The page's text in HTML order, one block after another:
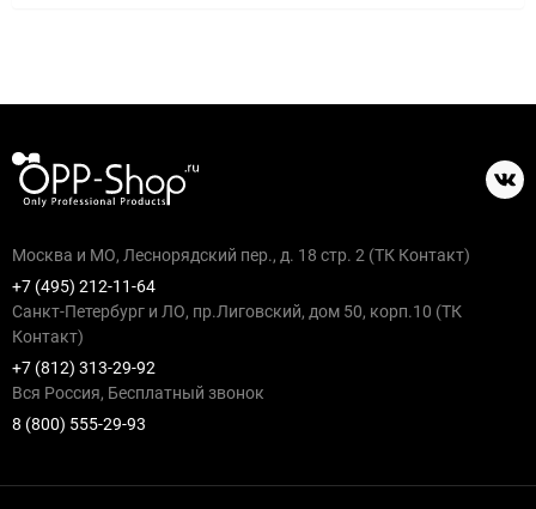
Москва и МО, Леснорядский пер., д. 18 стр. 2 (ТК Контакт)
+7 (495) 212-11-64
Санкт-Петербург и ЛО, пр.Лиговский, дом 50, корп.10 (ТК
Контакт)
+7 (812) 313-29-92
Вся Россия, Бесплатный звонок
8 (800) 555-29-93